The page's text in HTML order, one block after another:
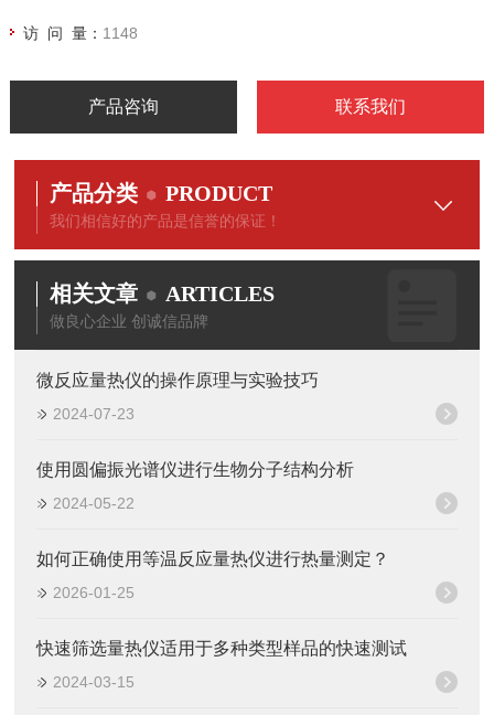
访 问 量： 1148
产品咨询 联系我们
产品分类 PRODUCT
我们相信好的产品是信誉的保证！
相关文章 ARTICLES
做良心企业 创诚信品牌
微反应量热仪的操作原理与实验技巧
2024-07-23
使用圆偏振光谱仪进行生物分子结构分析
2024-05-22
如何正确使用等温反应量热仪进行热量测定？
2026-01-25
快速筛选量热仪适用于多种类型样品的快速测试
2024-03-15